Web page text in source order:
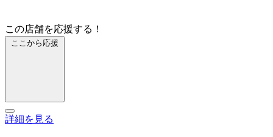
この店舗を応援する！
ここから応援
詳細を見る